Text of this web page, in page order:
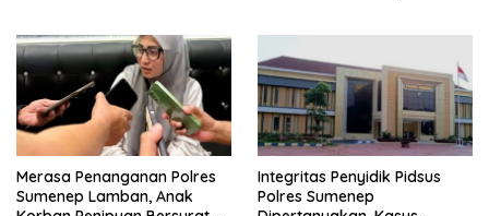
Merasa Penanganan Polres
Sumenep Lamban, Anak
Integritas Penyidik Pidsus
Polres Sumenep